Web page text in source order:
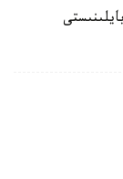
بايلىنىستى